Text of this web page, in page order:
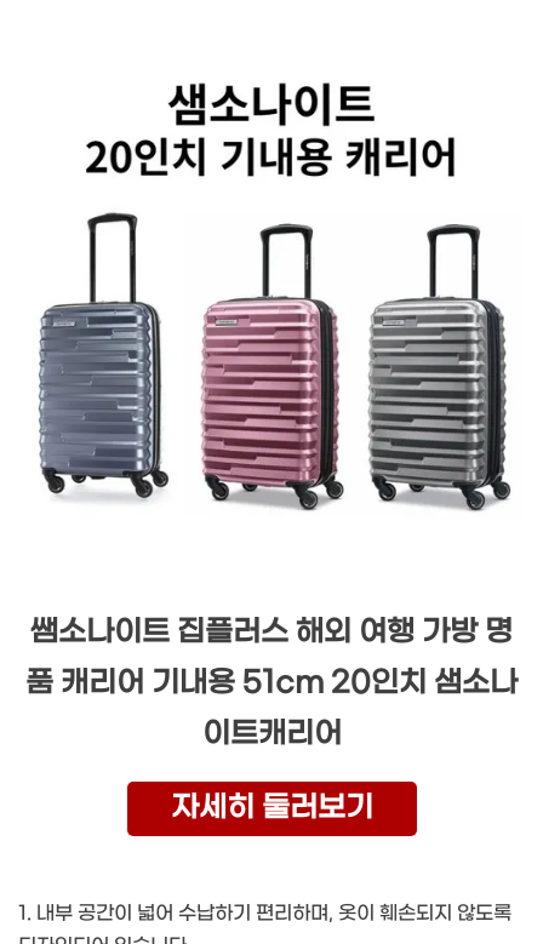
쌤소나이트 집플러스 해외 여행 가방 명
품 캐리어 기내용 51cm 20인치 샘소나
이트캐리어
자세히 둘러보기
1. 내부 공간이 넓어 수납하기 편리하며, 옷이 훼손되지 않도록